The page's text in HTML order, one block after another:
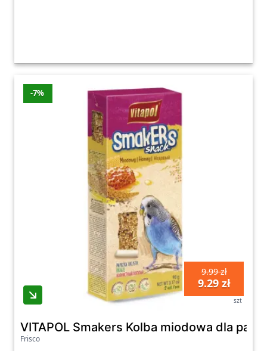
-7%
9.99 zł
9.29 zł
szt
VITAPOL Smakers Kolba miodowa dla
Frisco